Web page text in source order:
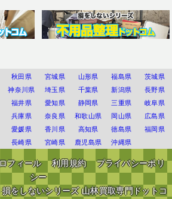
秋田県 宮城県 山形県 福島県
茨城県
神奈川県 埼玉県 千葉県 新潟県
長野県
福井県 愛知県 静岡県 三重県
岐阜県
兵庫県 奈良県 和歌山県 岡山県
広島県
愛媛県 香川県 高知県 徳島県
福岡県
長崎県 宮崎県 鹿児島県 沖縄県
フィール 利用規約
プライバシーポリ
シー
損をしないシリーズ 山林買取専門ドットコ